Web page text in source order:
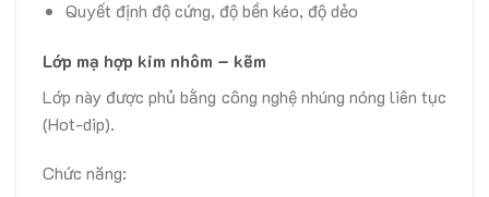
Quyết định độ cứng, độ bền kéo, độ dẻo
Lớp mạ hợp kim nhôm – kẽm
Lớp này được phủ bằng công nghệ nhúng nóng liên tục
(Hot-dip).
Chức năng: